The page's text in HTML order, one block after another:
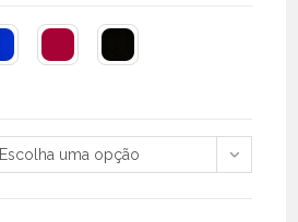
Escolha uma opção